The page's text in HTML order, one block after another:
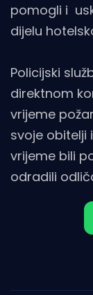
pomogli i
dijelu
Policijski
direktnom
vrijeme
svoje obitelji
vrijeme bili
odradili